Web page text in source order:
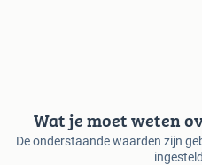
Wat je moet weten
De onderstaande waarden zijn